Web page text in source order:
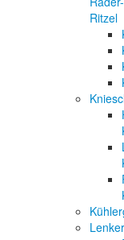
Ritzel